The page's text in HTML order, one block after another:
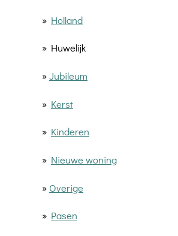
» Holland
» Huwelijk
»Jubileum
» Kerst
» Kinderen
» Nieuwe woning
» Overige
» Pasen